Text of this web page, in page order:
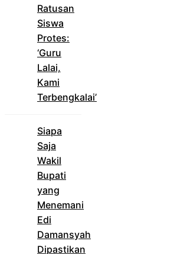
Ratusan
Siswa
Protes:
‘Guru
Lalai,
Kami
Terbengkalai’
Siapa
Saja
Wakil
Bupati
yang
Menemani
Edi
Damansyah
Dipastikan